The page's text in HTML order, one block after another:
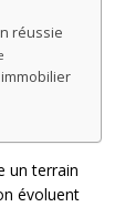
réussie
un terrain
évoluent